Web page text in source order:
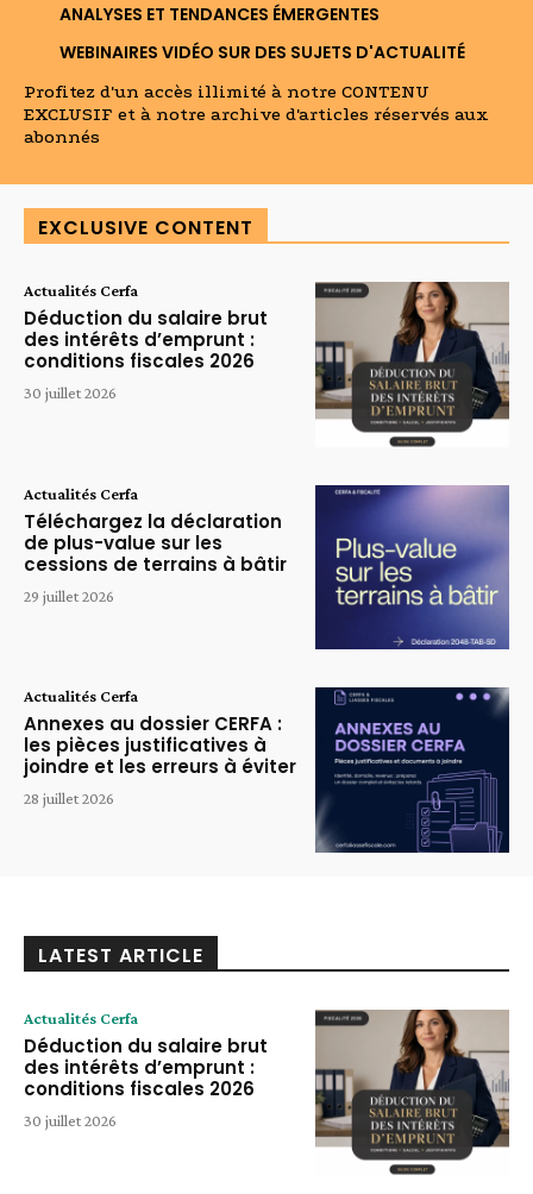
ANALYSES ET TENDANCES ÉMERGENTES
WEBINAIRES VIDÉO SUR DES SUJETS D'ACTUALITÉ
Profitez d'un accès illimité à notre CONTENU
EXCLUSIF et à notre archive d'articles réservés aux
abonnés
EXCLUSIVE CONTENT
Actualités Cerfa
Déduction du salaire brut
des intérêts d’emprunt :
conditions fiscales 2026
30 juillet 2026
Actualités Cerfa
Téléchargez la déclaration
de plus-value sur les
cessions de terrains à bâtir
29 juillet 2026
Actualités Cerfa
Annexes au dossier CERFA :
les pièces justificatives à
joindre et les erreurs à éviter
28 juillet 2026
LATEST ARTICLE
Actualités Cerfa
Déduction du salaire brut
des intérêts d’emprunt :
conditions fiscales 2026
30 juillet 2026